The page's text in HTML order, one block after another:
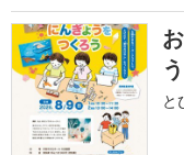
う
と